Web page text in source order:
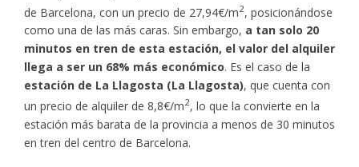
de Barcelona, con un precio de 27,94€/m2, posicionándose
como una de las más caras. Sin embargo, a tan solo 20
minutos en tren de esta estación, el valor del alquiler
llega a ser un 68% más económico. Es el caso de la
estación de La Llagosta (La Llagosta), que cuenta con
un precio de alquiler de 8,8€/m2, lo que la convierte en la
estación más barata de la provincia a menos de 30 minutos
en tren del centro de Barcelona.